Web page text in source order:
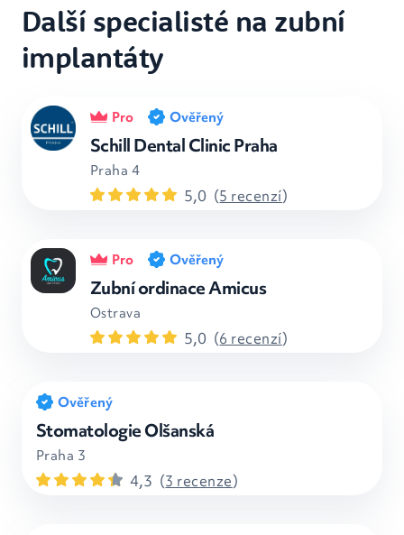
Další specialisté na zubní
implantáty
Pro Ověřený
Schill Dental Clinic Praha
Praha 4
5,0 (5 recenzí)
Pro Ověřený
Zubní ordinace Amicus
Ostrava
5,0 (6 recenzí)
Ověřený
Stomatologie Olšanská
Praha 3
4,3 (3 recenze)